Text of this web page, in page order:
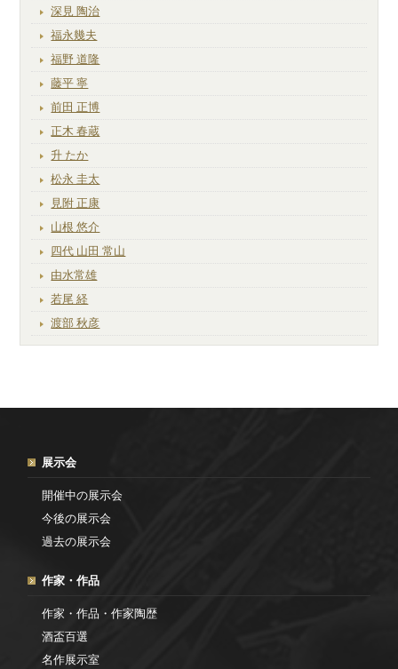
深見 陶治
福永幾夫
福野 道隆
藤平 寧
前田 正博
正木 春蔵
升 たか
松永 圭太
見附 正康
山根 悠介
四代 山田 常山
由水常雄
若尾 経
渡部 秋彦
展示会
開催中の展示会
今後の展示会
過去の展示会
作家・作品
作家・作品・作家陶歴
酒盃百選
名作展示室